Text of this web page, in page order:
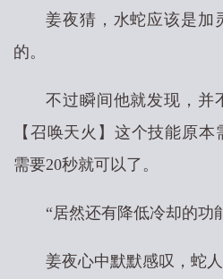
姜夜猜，水蛇应该是加
的。
不过瞬间他就发现，并
【召唤天火】这个技能原
需要20秒就可以了。
“居然还有降低冷却的功
姜夜心中默默感叹，蛇